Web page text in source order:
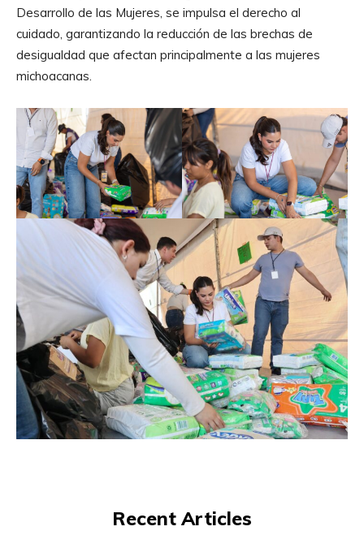
Desarrollo de las Mujeres, se impulsa el derecho al
cuidado, garantizando la reducción de las brechas de
desigualdad que afectan principalmente a las mujeres
michoacanas.
Recent Articles